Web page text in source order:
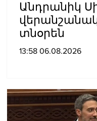
Անդրանիկ
տնօրեն
13:58 06.08.2026